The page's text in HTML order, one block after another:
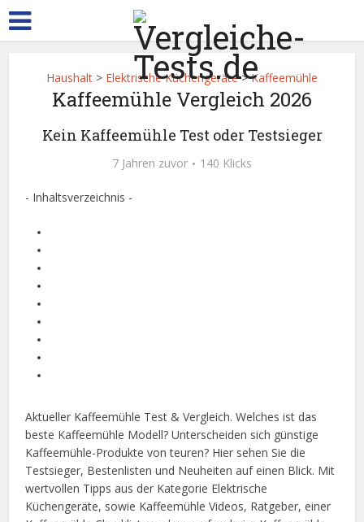
Haushalt > Elektrische Küchengeräte>Kaffeemühle
Kaffeemühle Vergleich 2026
Kein Kaffeemühle Test oder Testsieger
7 Jahren zuvor 140 Klicks
- Inhaltsverzeichnis -
Aktueller Kaffeemühle Test & Vergleich. Welches ist das
beste Kaffeemühle Modell? Unterscheiden sich günstige
Kaffeemühle-Produkte von teuren? Hier sehen Sie die
Testsieger, Bestenlisten und Neuheiten auf einen Blick. Mit
wertvollen Tipps aus der Kategorie Elektrische
Küchengeräte, sowie Kaffeemühle Videos, Ratgeber, einer